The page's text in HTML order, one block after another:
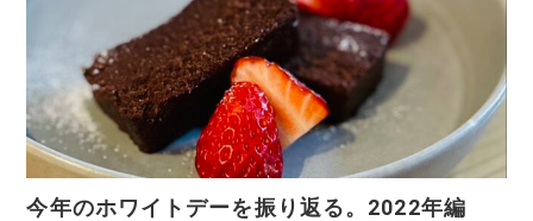
今年のホワイトデーを振り返る。2022年編